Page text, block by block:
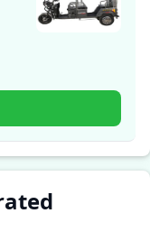
मालिक Saarthak
अनुभव साझा करते हैं।
के बारे में
यह तय कर सकते हैं
उनकी जरूरतों